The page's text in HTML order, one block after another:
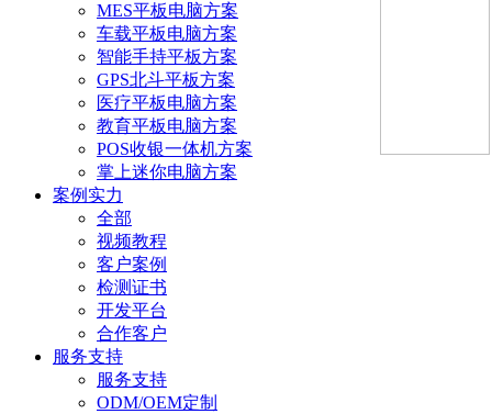
MES平板电脑方案
车载平板电脑方案
智能手持平板方案
GPS北斗平板方案
医疗平板电脑方案
教育平板电脑方案
POS收银一体机方案
掌上迷你电脑方案
案例实力
全部
视频教程
客户案例
检测证书
开发平台
合作客户
服务支持
服务支持
ODM/OEM定制